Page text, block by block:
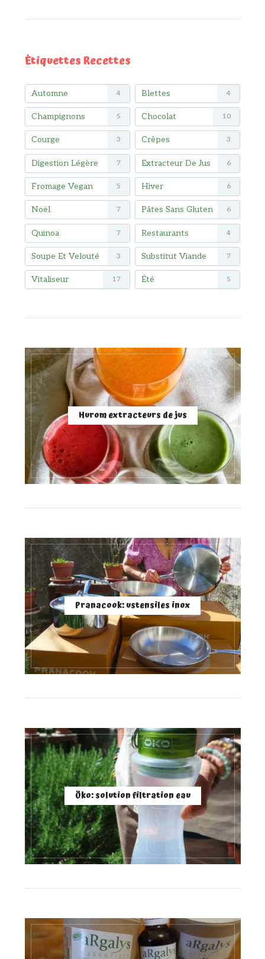
Étiquettes Recettes
Automne 4 Blettes 4
Champignons 5 Chocolat 10
Courge 3 Crêpes 3
Digestion Légère 7 Extracteur De Jus 6
Fromage Vegan 5 Hiver 6
Noël 7 Pâtes Sans Gluten 6
Quinoa 7 Restaurants 4
Soupe Et Velouté 3 Substitut Viande 7
Vitaliseur 17 Été 5
Hurom extracteurs de jus
Pranacook: ustensiles inox
Öko: solution filtration eau